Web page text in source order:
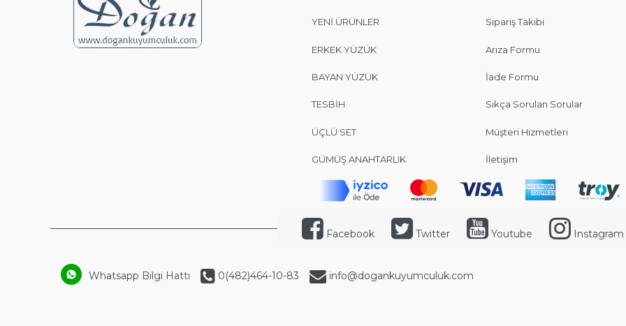
YENİ ÜRÜNLER
ERKEK YÜZÜK
BAYAN YÜZÜK
TESBİH
ÜÇLÜ SET
GÜMÜŞ ANAHTARLIK
Sipariş Takibi
Arıza Formu
İade Formu
Sıkça Sorulan Sorular
Müşteri Hizmetleri
İletişim
Facebook Twitter Youtube Instagram
Whatsapp Bilgi Hattı 0(482)464-10-83 info@dogankuyumculuk.com